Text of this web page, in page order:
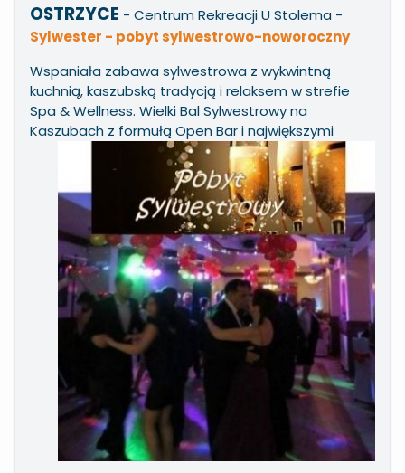
OSTRZYCE - Centrum Rekreacji U Stolema -
Sylwester - pobyt sylwestrowo-noworoczny
Wspaniała zabawa sylwestrowa z wykwintną
kuchnią, kaszubską tradycją i relaksem w strefie
Spa & Wellness. Wielki Bal Sylwestrowy na
Kaszubach z formułą Open Bar i największymi